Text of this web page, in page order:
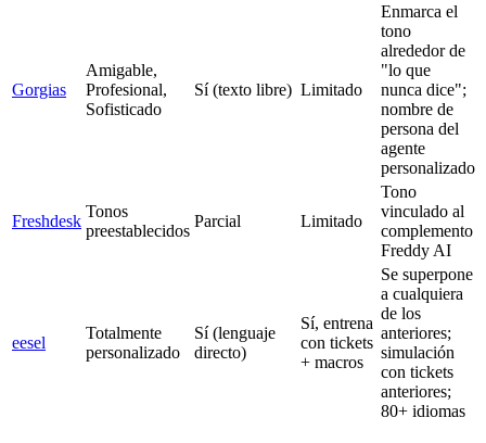
Gorgias
Amigable,
Profesional,
Sofisticado
Sí (texto libre) Limitado
Enmarca el
tono
alrededor de
"lo que
nunca dice";
nombre de
persona del
agente
personalizado
Freshdesk
Tonos
preestablecidos
Parcial Limitado
Tono
vinculado al
complemento
Freddy AI
eesel
Totalmente
personalizado
Sí (lenguaje
directo)
Sí, entrena
con tickets
+ macros
Se superpone
a cualquiera
de los
anteriores;
simulación
con tickets
anteriores;
80+ idiomas